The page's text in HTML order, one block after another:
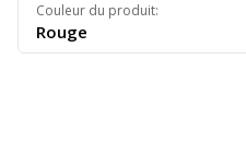
Couleur du produit:
Rouge